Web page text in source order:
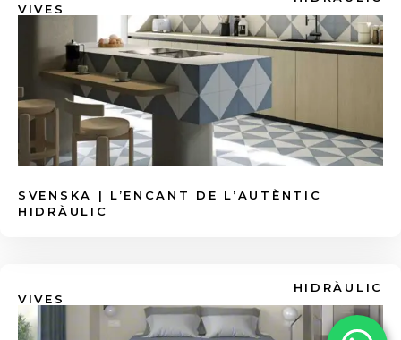
VIVES
SVENSKA | L’ENCANT DE L’AUTÈNTIC
HIDRÀULIC
HIDRÀULIC
VIVES